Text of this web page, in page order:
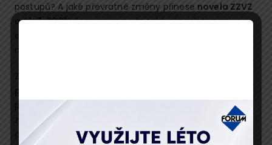
postupů? A jaké převratné změny přinese novela ZZVZ
od 1. 7. 2021? Seznámíme vás také s legislativními v
oblasti prokazování skutečného majitele, které
nabydou
Zbrusu
podle ZZVZ
připravovaný zákon o ochraně oznamovatelů! Jak
zavést funkční whistleblowingové řešení ve vaší
organizaci? A co všechno bude muset obsahovat